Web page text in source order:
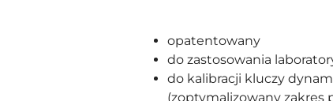
opatentowany
do zastosowania
do kalibracji kluczy
(zoptymalizowany zakres